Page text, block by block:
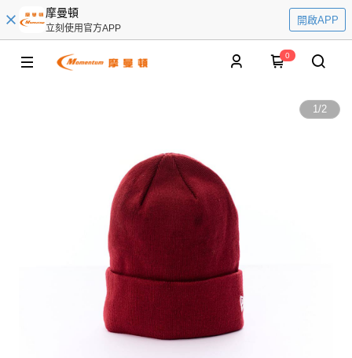
摩曼頓
立刻使用官方APP
開啟APP
0
1/2